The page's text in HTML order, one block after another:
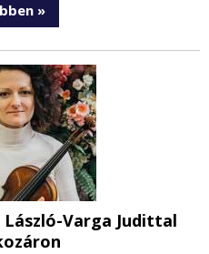
»
Varga Judittal